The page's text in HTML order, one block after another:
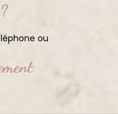
ou